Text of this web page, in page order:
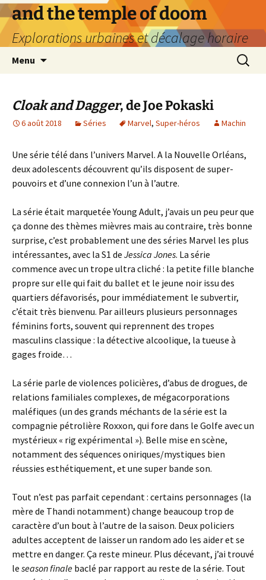
Aller
au
contenu
and the temple of doom
Explorations urbaines et décalage horaire
Menu
Cloak and Dagger, de Joe Pokaski
6 août 2018 Séries Marvel, Super-héros Machin
Une série télé dans l’univers Marvel. A la Nouvelle Orléans,
deux adolescents découvrent qu’ils disposent de super-
pouvoirs et d’une connexion l’un à l’autre.
La série était marquetée Young Adult, j’avais un peu peur que
ça donne des thèmes mièvres mais au contraire, très bonne
surprise, c’est probablement une des séries Marvel les plus
intéressantes, avec la S1 de Jessica Jones. La série
commence avec un trope ultra cliché : la petite fille blanche
propre sur elle qui fait du ballet et le jeune noir issu des
quartiers défavorisés, pour immédiatement le subvertir,
c’était très bienvenu. Par ailleurs plusieurs personnages
féminins forts, souvent qui reprennent des tropes
masculins classique : la détective alcoolique, la tueuse à
gages froide…
La série parle de violences policières, d’abus de drogues, de
relations familiales complexes, de mégacorporations
maléfiques (un des grands méchants de la série est la
compagnie pétrolière Roxxon, qui fore dans le Golfe avec un
mystérieux « rig expérimental »). Belle mise en scène,
notamment des séquences oniriques/mystiques bien
réussies esthétiquement, et une super bande son.
Tout n’est pas parfait cependant : certains personnages (la
mère de Thandi notamment) change beaucoup trop de
caractère d’un bout à l’autre de la saison. Deux policiers
adultes acceptent de laisser un random ado les aider et se
mettre en danger. Ça reste mineur. Plus décevant, j’ai trouvé
le season finale baclé par rapport au reste de la série. Tout